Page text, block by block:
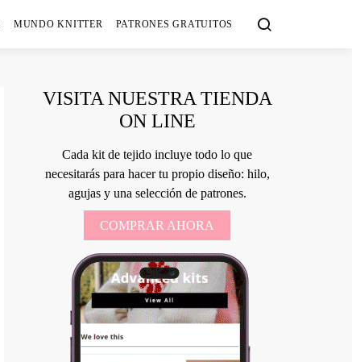
MUNDO KNITTER PATRONES GRATUITOS
VISITA NUESTRA TIENDA
ON LINE
Cada kit de tejido incluye todo lo que
necesitarás para hacer tu propio diseño: hilo,
agujas y una selección de patrones.
COMPRAR AHORA